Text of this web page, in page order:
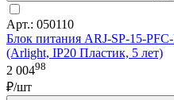
Арт.: 050110
Блок питания ARJ-SP-15-
(Arlight, IP20 Пластик, 5 лет)
2 00498
₽/шт